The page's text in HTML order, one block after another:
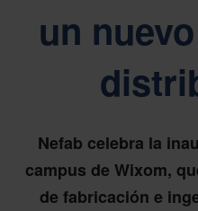
un
Nefab celebra la
campus de Wixom,
de fabricación e